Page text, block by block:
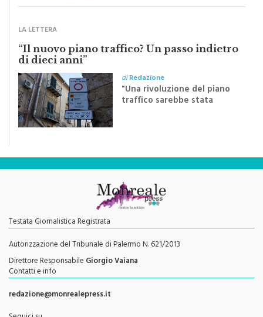
“Il nuovo piano traffico? Un passo indietro
di dieci anni”
"Una rivoluzione del piano
traffico sarebbe stata
efficace se preceduta da
una rivoluzione culturale"
Testata Giornalistica Registrata
Autorizzazione del Tribunale di Palermo N. 621/2013
Direttore ResponsabileGiorgio Vaiana
Contatti e info
redazione@monrealepress.it